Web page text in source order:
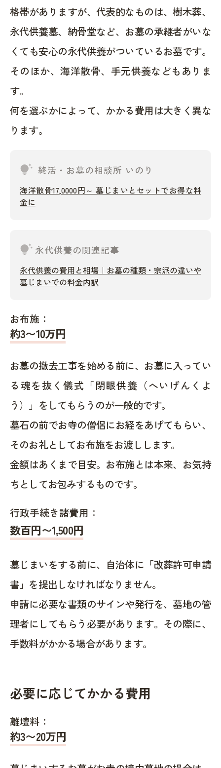
格帯がありますが、代表的なものは、樹木葬、
永代供養墓、納骨堂など、お墓の承継者がいな
くても安心の永代供養がついているお墓です。
そのほか、海洋散骨、手元供養などもありま
す。
何を選ぶかによって、かかる費用は大きく異な
ります。
tips_and_updates 終活・お墓の相談所 いのり
海洋散骨17,0000円～ 墓じまいとセットでお得な料
金に
tips_and_updates 永代供養の関連記事
永代供養の費用と相場｜お墓の種類・宗派の違いや
墓じまいでの料金内訳
お布施：
約3〜10万円
お墓の撤去工事を始める前に、お墓に入ってい
る魂を抜く儀式「閉眼供養（へいげんくよ
う）」をしてもらうのが一般的です。
墓石の前でお寺の僧侶にお経をあげてもらい、
そのお礼としてお布施をお渡しします。
金額はあくまで目安。お布施とは本来、お気持
ちとしてお包みするものです。
行政手続き諸費用：
数百円〜1,500円
墓じまいをする前に、自治体に「改葬許可申請
書」を提出しなければなりません。
申請に必要な書類のサインや発行を、墓地の管
理者にしてもらう必要があります。その際に、
手数料がかかる場合があります。
必要に応じてかかる費用
離壇料：
約3〜20万円